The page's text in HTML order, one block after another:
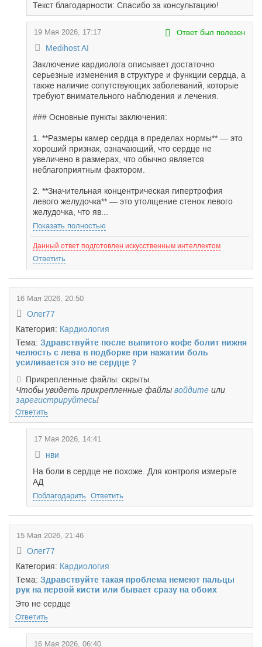
Текст благодарности: Спасибо за консультацию!
19 Мая 2026, 17:17
Medihost AI
Ответ был полезен
Заключение кардиолога описывает достаточно
серьезные изменения в структуре и функции сердца, а
также наличие сопутствующих заболеваний, которые
требуют внимательного наблюдения и лечения.
### Основные пункты заключения:
1. **Размеры камер сердца в пределах нормы** — это
хороший признак, означающий, что сердце не
увеличено в размерах, что обычно является
неблагоприятным фактором.
2. **Значительная концентрическая гипертрофия
левого желудочка** — это утолщение стенок левого
желудочка, что яв...
Показать полностью
Данный ответ подготовлен искусственным интеллектом
Ответить
16 Мая 2026, 20:50
Олег77
Категория: Кардиология
Тема: Здравствуйте после выпитого кофе болит нижня
челюсть с лева в подборке при нажатии боль
усиливается это не сердце ?
Прикрепленные файлы: скрыты.
Чтобы увидеть прикрепленные файлы войдите или
зарегистрируйтесь!
Ответить
17 Мая 2026, 14:41
нви
На боли в сердце не похоже. Для контроля измерьте
АД
Поблагодарить Ответить
15 Мая 2026, 21:46
Олег77
Категория: Кардиология
Тема: Здравствуйте такая проблема немеют пальцы
рук на первой кисти или бывает сразу на обоих
Это не сердце
Ответить
16 Мая 2026, 06:40